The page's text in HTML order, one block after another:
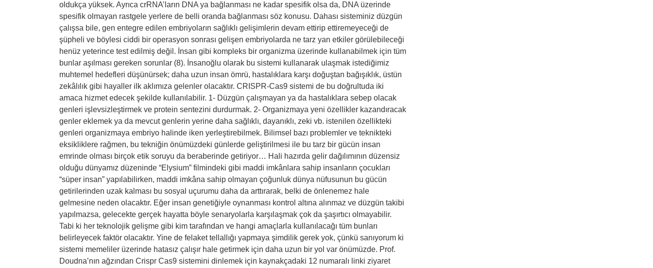
oldukça yüksek. Ayrıca crRNA’ların DNA ya bağlanması ne kadar spesifik olsa da, DNA üzerinde
spesifik olmayan rastgele yerlere de belli oranda bağlanması söz konusu. Dahası sisteminiz düzgün
çalışsa bile, gen entegre edilen embriyoların sağlıklı gelişimlerin devam ettirip ettiremeyeceği de
şüpheli ve böylesi ciddi bir operasyon sonrası gelişen embriyolarda ne tarz yan etkiler görülebileceği
henüz yeterince test edilmiş değil. İnsan gibi kompleks bir organizma üzerinde kullanabilmek için tüm
bunlar aşılması gereken sorunlar (8). İnsanoğlu olarak bu sistemi kullanarak ulaşmak istediğimiz
muhtemel hedefleri düşünürsek; daha uzun insan ömrü, hastalıklara karşı doğuştan bağışıklık, üstün
zekâlılık gibi hayaller ilk aklımıza gelenler olacaktır. CRISPR-Cas9 sistemi de bu doğrultuda iki
amaca hizmet edecek şekilde kullanılabilir. 1- Düzgün çalışmayan ya da hastalıklara sebep olacak
genleri işlevsizleştirmek ve protein sentezini durdurmak. 2- Organizmaya yeni özellikler kazandıracak
genler eklemek ya da mevcut genlerin yerine daha sağlıklı, dayanıklı, zeki vb. istenilen özellikteki
genleri organizmaya embriyo halinde iken yerleştirebilmek. Bilimsel bazı problemler ve teknikteki
eksikliklere rağmen, bu tekniğin önümüzdeki günlerde geliştirilmesi ile bu tarz bir gücün insan
emrinde olması birçok etik soruyu da beraberinde getiriyor… Hali hazırda gelir dağılımının düzensiz
olduğu dünyamız düzeninde “Elysium” filmindeki gibi maddi imkânlara sahip insanların çocukları
“süper insan” yapılabilirken, maddi imkâna sahip olmayan çoğunluk dünya nüfusunun bu gücün
getirilerinden uzak kalması bu sosyal uçurumu daha da arttırarak, belki de önlenemez hale
gelmesine neden olacaktır. Eğer insan genetiğiyle oynanması kontrol altına alınmaz ve düzgün takibi
yapılmazsa, gelecekte gerçek hayatta böyle senaryolarla karşılaşmak çok da şaşırtıcı olmayabilir.
Tabi ki her teknolojik gelişme gibi kim tarafından ve hangi amaçlarla kullanılacağı tüm bunları
belirleyecek faktör olacaktır. Yine de felaket tellallığı yapmaya şimdilik gerek yok, çünkü sanıyorum ki
sistemi memeliler üzerinde hatasız çalışır hale getirmek için daha uzun bir yol var önümüzde. Prof.
Doudna’nın ağzından Crispr Cas9 sistemini dinlemek için kaynakçadaki 12 numaralı linki ziyaret